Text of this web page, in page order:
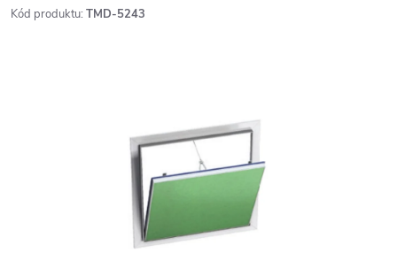
Kód produktu: TMD-5243